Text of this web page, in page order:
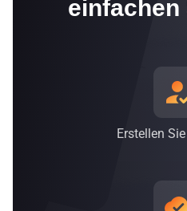
bzw. 62 % mit einem Mix aus
Erstellen